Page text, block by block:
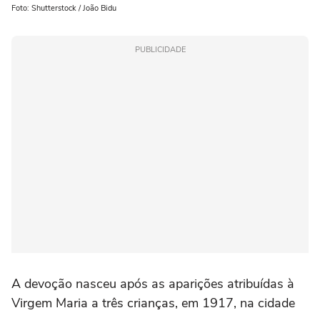
Foto: Shutterstock / João Bidu
PUBLICIDADE
A devoção nasceu após as aparições atribuídas à
Virgem Maria a três crianças, em 1917, na cidade